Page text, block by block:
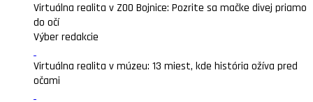
Virtuálna realita v ZOO Bojnice: Pozrite sa mačke divej priamo
do očí
Výber redakcie
Virtuálna realita v múzeu: 13 miest, kde história ožíva pred
očami